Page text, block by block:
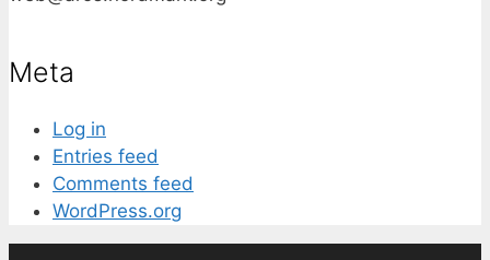
Meta
Log in
Entries feed
Comments feed
WordPress.org